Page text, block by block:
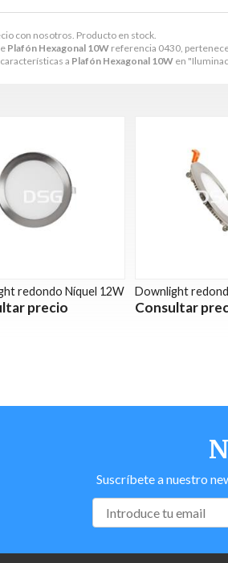
con nosotros. Producto en stock.
Plafón Hexagonal 10W referencia 0430,
a Plafón Hexagonal 10W en
redondo Níquel 12W
precio
Downlight
Consultar
Suscríbete a nuestro